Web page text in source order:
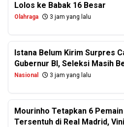
Lolos ke Babak 16 Besar
Olahraga 3 jam yang lalu
Istana Belum Kirim Surpres
Gubernur BI, Seleksi Masih
Nasional 3 jam yang lalu
Mourinho Tetapkan 6
Tersentuh di Real Madrid,